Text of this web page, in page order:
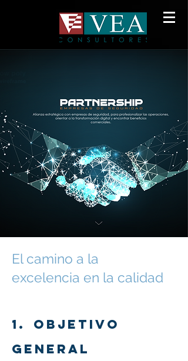
El camino a la
excelencia en la calidad
1.
Objetivo
General